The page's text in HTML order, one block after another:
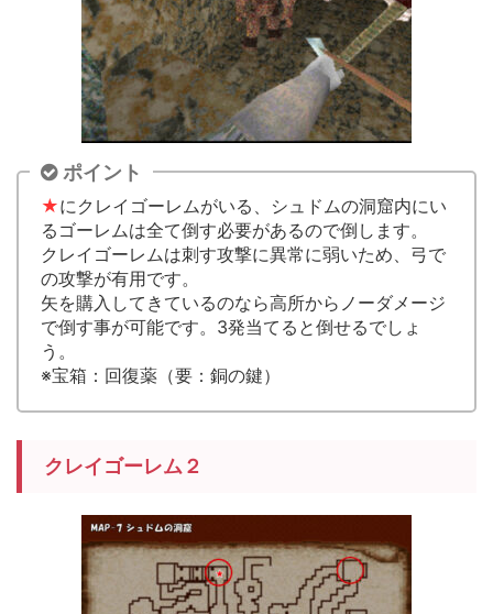
ポイント
★にクレイゴーレムがいる、シュドムの洞窟内にい
るゴーレムは全て倒す必要があるので倒します。
クレイゴーレムは刺す攻撃に異常に弱いため、弓で
の攻撃が有用です。
矢を購入してきているのなら高所からノーダメージ
で倒す事が可能です。3発当てると倒せるでしょ
う。
※宝箱：回復薬（要：銅の鍵）
クレイゴーレム２